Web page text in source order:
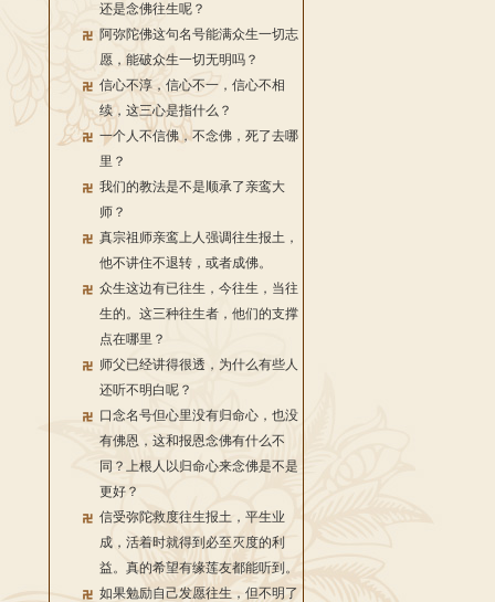
还是念佛往生呢？
阿弥陀佛这句名号能满众生一切志
愿，能破众生一切无明吗？
信心不淳，信心不一，信心不相
续，这三心是指什么？
一个人不信佛，不念佛，死了去哪
里？
我们的教法是不是顺承了亲鸾大
师？
真宗祖师亲鸾上人强调往生报土，
他不讲住不退转，或者成佛。
众生这边有已往生，今往生，当往
生的。这三种往生者，他们的支撑
点在哪里？
师父已经讲得很透，为什么有些人
还听不明白呢？
口念名号但心里没有归命心，也没
有佛恩，这和报恩念佛有什么不
同？上根人以归命心来念佛是不是
更好？
信受弥陀救度往生报土，平生业
成，活着时就得到必至灭度的利
益。真的希望有缘莲友都能听到。
如果勉励自己发愿往生，但不明了